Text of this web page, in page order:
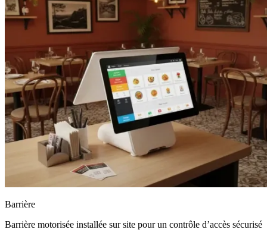
Barrière
Barrière motorisée installée sur site pour un contrôle d’accès sécurisé